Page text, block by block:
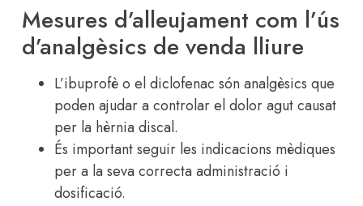
Mesures d’alleujament com l’ús
d’analgèsics de venda lliure
L’ibuprofè o el diclofenac són analgèsics que
poden ajudar a controlar el dolor agut causat
per la hèrnia discal.
És important seguir les indicacions mèdiques
per a la seva correcta administració i
dosificació.